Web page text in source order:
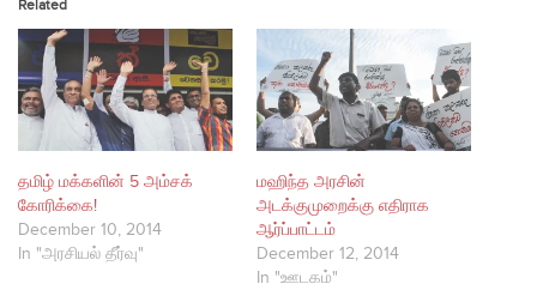
Related
தமிழ் மக்களின் 5 அம்சக்
கோரிக்கை!
December 10, 2014
In "அரசியல் தீர்வு"
மஹிந்த அரசின்
அடக்குமுறைக்கு எதிராக
ஆர்ப்பாட்டம்
December 12, 2014
In "ஊடகம்"